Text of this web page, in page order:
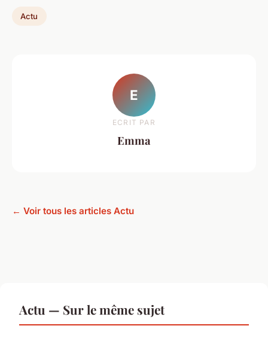
Actu
E
ECRIT PAR
Emma
← Voir tous les articles Actu
Actu — Sur le même sujet